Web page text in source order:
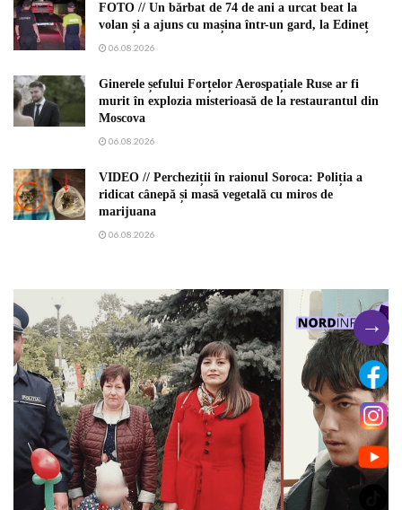
FOTO // Un bărbat de 74 de ani a urcat beat la
volan și a ajuns cu mașina într-un gard, la Edineț
06.08.2026
Ginerele șefului Forțelor Aerospațiale Ruse ar fi
murit în explozia misterioasă de la restaurantul din
Moscova
06.08.2026
VIDEO // Percheziții în raionul Soroca: Poliția a
ridicat cânepă și masă vegetală cu miros de
marijuana
06.08.2026
→